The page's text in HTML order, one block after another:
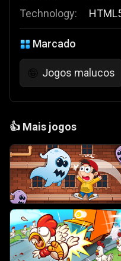
Technology:
Marcado
🤪 Jogos malucos
👍 Mais jogos